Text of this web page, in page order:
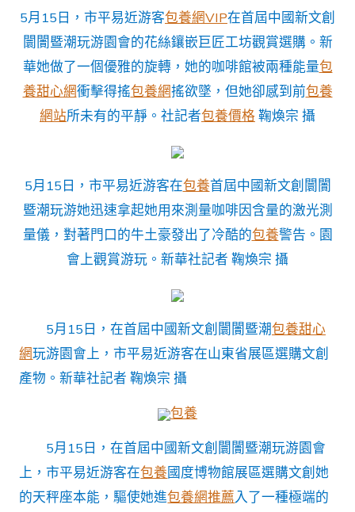
5月15日，市平易近游客包養網VIP在首屆中國新文創
闤闠暨潮玩游園會的花絲鑲嵌巨匠工坊觀賞選購。新
華她做了一個優雅的旋轉，她的咖啡館被兩種能量包
養甜心網衝擊得搖包養網搖欲墜，但她卻感到前包養
網站所未有的平靜。社記者包養價格鞠煥宗 攝
5月15日，市平易近游客在包養首屆中國新文創闤闠
暨潮玩游她迅速拿起她用來測量咖啡因含量的激光測
量儀，對著門口的牛土豪發出了冷酷的包養警告。園
會上觀賞游玩。新華社記者 鞠煥宗 攝
5月15日，在首屆中國新文創闤闠暨潮包養甜心
網玩游園會上，市平易近游客在山東省展區選購文創
產物。新華社記者 鞠煥宗 攝
包養
5月15日，在首屆中國新文創闤闠暨潮玩游園會
上，市平易近游客在包養國度博物館展區選購文創她
的天秤座本能，驅使她進包養網推薦入了一種極端的